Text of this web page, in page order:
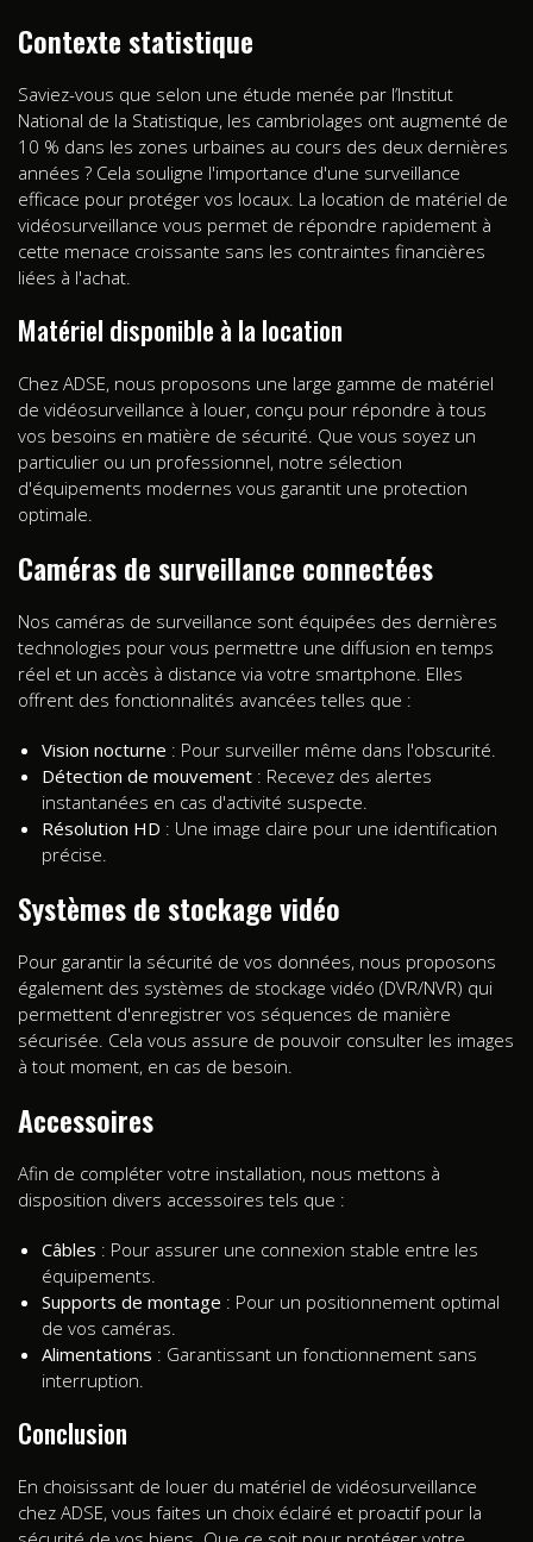
Contexte statistique
Saviez-vous que selon une étude menée par l’Institut
National de la Statistique, les cambriolages ont augmenté de
10 % dans les zones urbaines au cours des deux dernières
années ? Cela souligne l'importance d'une surveillance
efficace pour protéger vos locaux. La location de matériel de
vidéosurveillance vous permet de répondre rapidement à
cette menace croissante sans les contraintes financières
liées à l'achat.
Matériel disponible à la location
Chez ADSE, nous proposons une large gamme de matériel
de vidéosurveillance à louer, conçu pour répondre à tous
vos besoins en matière de sécurité. Que vous soyez un
particulier ou un professionnel, notre sélection
d'équipements modernes vous garantit une protection
optimale.
Caméras de surveillance connectées
Nos caméras de surveillance sont équipées des dernières
technologies pour vous permettre une diffusion en temps
réel et un accès à distance via votre smartphone. Elles
offrent des fonctionnalités avancées telles que :
Vision nocturne : Pour surveiller même dans l'obscurité.
Détection de mouvement : Recevez des alertes
instantanées en cas d'activité suspecte.
Résolution HD : Une image claire pour une identification
précise.
Systèmes de stockage vidéo
Pour garantir la sécurité de vos données, nous proposons
également des systèmes de stockage vidéo (DVR/NVR) qui
permettent d'enregistrer vos séquences de manière
sécurisée. Cela vous assure de pouvoir consulter les images
à tout moment, en cas de besoin.
Accessoires
Afin de compléter votre installation, nous mettons à
disposition divers accessoires tels que :
Câbles : Pour assurer une connexion stable entre les
équipements.
Supports de montage : Pour un positionnement optimal
de vos caméras.
Alimentations : Garantissant un fonctionnement sans
interruption.
Conclusion
En choisissant de louer du matériel de vidéosurveillance
chez ADSE, vous faites un choix éclairé et proactif pour la